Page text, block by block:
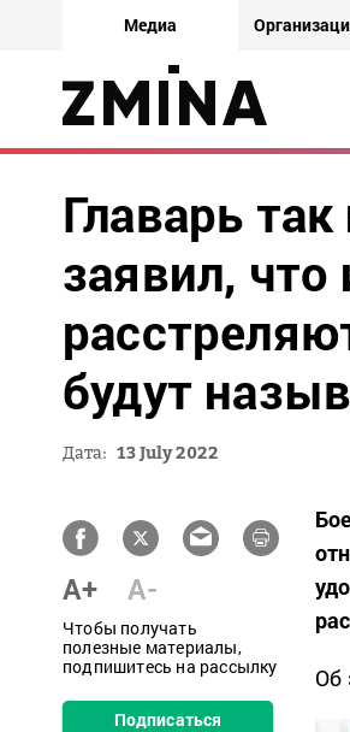
Медиа
Главарь
заявил,
будут
Дата: 13 July 2022
A+ A-
Чтобы получать
полезные материалы,
подпишитесь на рассылку
Подписаться
Об